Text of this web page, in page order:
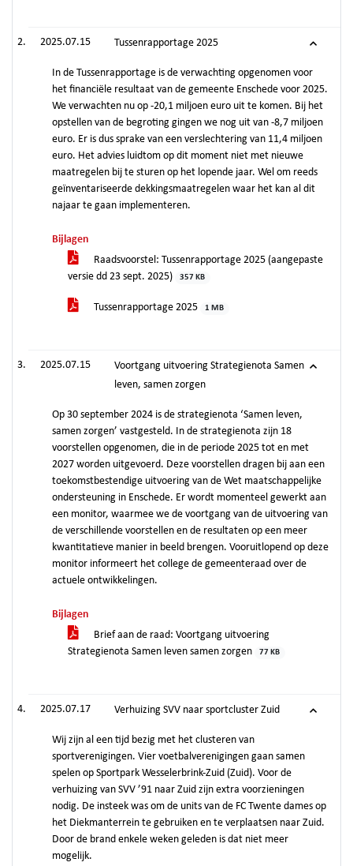
2025.07.15 Tussenrapportage 2025
In de Tussenrapportage is de verwachting opgenomen voor
het financiële resultaat van de gemeente Enschede voor 2025.
We verwachten nu op -20,1 miljoen euro uit te komen. Bij het
opstellen van de begroting gingen we nog uit van -8,7 miljoen
euro. Er is dus sprake van een verslechtering van 11,4 miljoen
euro. Het advies luidtom op dit moment niet met nieuwe
maatregelen bij te sturen op het lopende jaar. Wel om reeds
geïnventariseerde dekkingsmaatregelen waar het kan al dit
najaar te gaan implementeren.
Bijlagen
Raadsvoorstel: Tussenrapportage 2025 (aangepaste
versie dd 23 sept. 2025)
357 KB
Tussenrapportage 2025 1 MB
2025.07.15
Voortgang uitvoering Strategienota Samen
leven, samen zorgen
Op 30 september 2024 is de strategienota ‘Samen leven,
samen zorgen’ vastgesteld. In de strategienota zijn 18
voorstellen opgenomen, die in de periode 2025 tot en met
2027 worden uitgevoerd. Deze voorstellen dragen bij aan een
toekomstbestendige uitvoering van de Wet maatschappelijke
ondersteuning in Enschede. Er wordt momenteel gewerkt aan
een monitor, waarmee we de voortgang van de uitvoering van
de verschillende voorstellen en de resultaten op een meer
kwantitatieve manier in beeld brengen. Vooruitlopend op deze
monitor informeert het college de gemeenteraad over de
actuele ontwikkelingen.
Bijlagen
Brief aan de raad: Voortgang uitvoering
Strategienota Samen leven samen zorgen
77 KB
2025.07.17 Verhuizing SVV naar sportcluster Zuid
Wij zijn al een tijd bezig met het clusteren van
sportverenigingen. Vier voetbalverenigingen gaan samen
spelen op Sportpark Wesselerbrink-Zuid (Zuid). Voor de
verhuizing van SVV ’91 naar Zuid zijn extra voorzieningen
nodig. De insteek was om de units van de FC Twente dames op
het Diekmanterrein te gebruiken en te verplaatsen naar Zuid.
Door de brand enkele weken geleden is dat niet meer
mogelijk.